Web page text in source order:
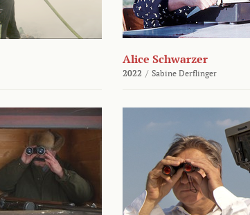
Alice Schwarzer
2022 / Sabine Derflinger